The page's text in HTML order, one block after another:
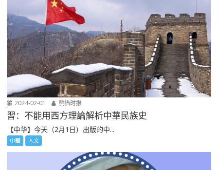
2024-02-01 熊猫时报
習：不能用西方理論解析中華民族史
【中华】今天（2月1日）出版的中...
中華 人文